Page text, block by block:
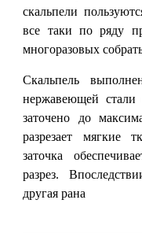
скальпели
все таки по ряду
многоразовых
Скальпель
нержавеющей стали
заточено до
разрезает мягкие
заточка
разрез.
другая рана